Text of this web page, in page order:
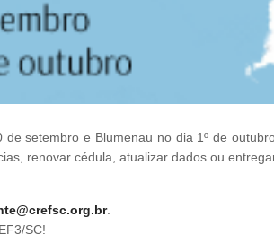
setembro e Blumenau no dia 1º de
renovar cédula, atualizar dados ou
.
SC!